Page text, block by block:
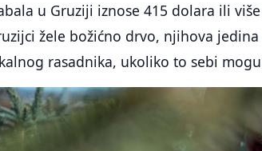
u Gruziji iznose 415 dolara ili
žele božićno drvo, njihova
rasadnika, ukoliko to sebi